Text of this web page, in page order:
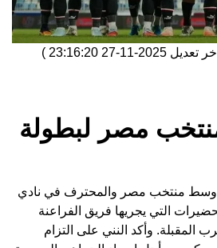
تعديل 2025-11-27 23:16:20
)
مصر لبطولة
وسط منتخب مصر والمحترف في نادي
التي يجريها فريق الفراعنة
المقبلة. وأكد النني على التزام